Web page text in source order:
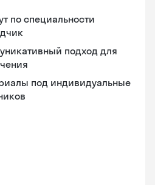
по специальности
подход для
под индивидуальные